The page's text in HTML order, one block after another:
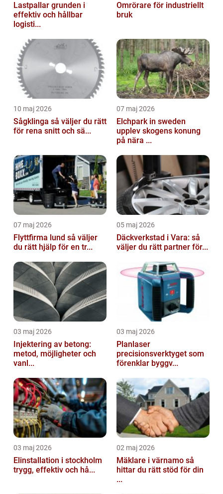
Lastpallar grunden i
effektiv och hållbar
logisti...
Omrörare för industriellt
bruk
10 maj 2026
Sågklinga så väljer du rätt
för rena snitt och sä...
07 maj 2026
Elchpark in sweden
upplev skogens konung
på nära ...
07 maj 2026
Flyttfirma lund så väljer
du rätt hjälp för en tr...
05 maj 2026
Däckverkstad i Vara: så
väljer du rätt partner för...
03 maj 2026
Injektering av betong:
metod, möjligheter och
vanl...
03 maj 2026
Planlaser
precisionsverktyget som
förenklar byggv...
03 maj 2026
Elinstallation i stockholm
trygg, effektiv och hå...
02 maj 2026
Mäklare i värnamo så
hittar du rätt stöd för din
...